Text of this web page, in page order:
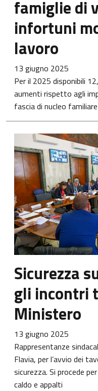
famiglie di
infortuni
lavoro
13 giugno 2025
Per il 2025 disponibili
aumenti rispetto agli
fascia di nucleo
Sicurezza
gli incontri
Ministero
13 giugno 2025
Rappresentanze
Flavia, per l’avvio dei
sicurezza. Si procede
caldo e appalti